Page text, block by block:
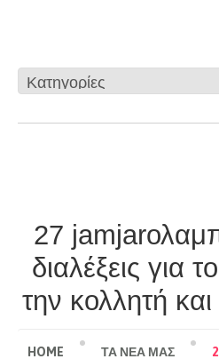
27
διαλέξεις για
την κολλητή
HOME ΤΑ ΝΕΑ ΜΑΣ